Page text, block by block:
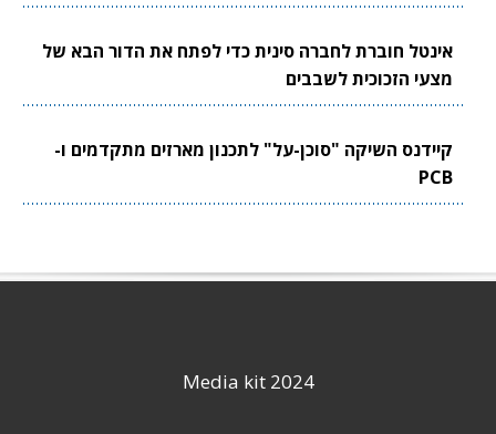
אינטל חוברת לחברה סינית כדי לפתח את הדור הבא של
מצעי הזכוכית לשבבים
קיידנס השיקה "סוכן-על" לתכנון מארזים מתקדמים ו-
PCB
Media kit 2024